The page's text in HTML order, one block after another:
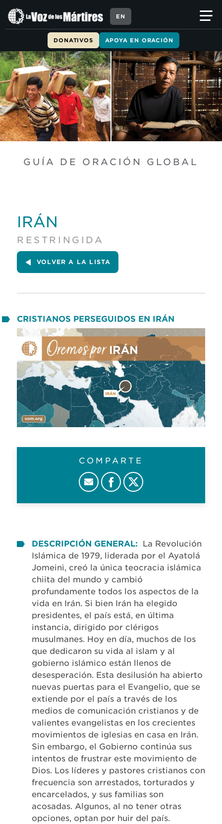
EN
DONATIVOS APOYA EN ORACIÓN
GUÍA DE ORACIÓN GLOBAL
IRÁN
RESTRINGIDA
VOLVER A LA LISTA
CRISTIANOS PERSEGUIDOS EN IRÁN
COMPARTE
DESCRIPCIÓN GENERAL:
La Revolución
Islámica de 1979, liderada por el Ayatolá
Jomeini, creó la única teocracia islámica
chiita del mundo y cambió
profundamente todos los aspectos de la
vida en Irán. Si bien Irán ha elegido
presidentes, el país está, en última
instancia, dirigido por clérigos
musulmanes. Hoy en día, muchos de los
que dedicaron su vida al islam y al
gobierno islámico están llenos de
desesperación. Esta desilusión ha abierto
nuevas puertas para el Evangelio, que se
extiende por el país a través de los
medios de comunicación cristianos y de
valientes evangelistas en los crecientes
movimientos de iglesias en casa en Irán.
Sin embargo, el Gobierno continúa sus
intentos de frustrar este movimiento de
Dios. Los líderes y pastores cristianos con
frecuencia son arrestados, torturados y
encarcelados, y sus familias son
acosadas. Algunos, al no tener otras
opciones, optan por huir del país.